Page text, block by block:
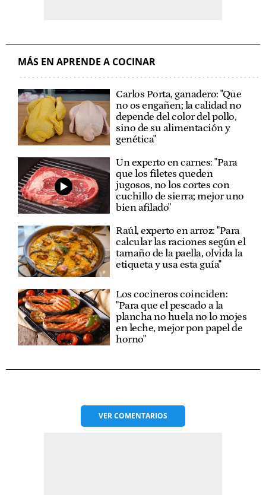
MÁS EN APRENDE A COCINAR
Carlos Porta, ganadero: "Que
no os engañen; la calidad no
depende del color del pollo,
sino de su alimentación y
genética"
Un experto en carnes: "Para
que los filetes queden
jugosos, no los cortes con
cuchillo de sierra; mejor uno
bien afilado"
Raúl, experto en arroz: "Para
calcular las raciones según el
tamaño de la paella, olvida la
etiqueta y usa esta guía"
Los cocineros coinciden:
"Para que el pescado a la
plancha no huela no lo mojes
en leche, mejor pon papel de
horno"
VERCOMENTARIOS